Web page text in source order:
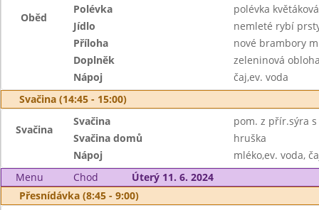
Oběd
Polévka
polévka
Jídlo
nemleté rybí
Příloha
nové brambory
Doplněk
zeleninová
Nápoj
čaj,ev. voda
Svačina (14:45 - 15:00)
Svačina
Svačina
pom. z přír.sýra
Svačina domů
hruška
Nápoj
mléko,ev. voda,
Menu
Chod
Úterý 11. 6. 2024
Přesnídávka (8:45 - 9:00)